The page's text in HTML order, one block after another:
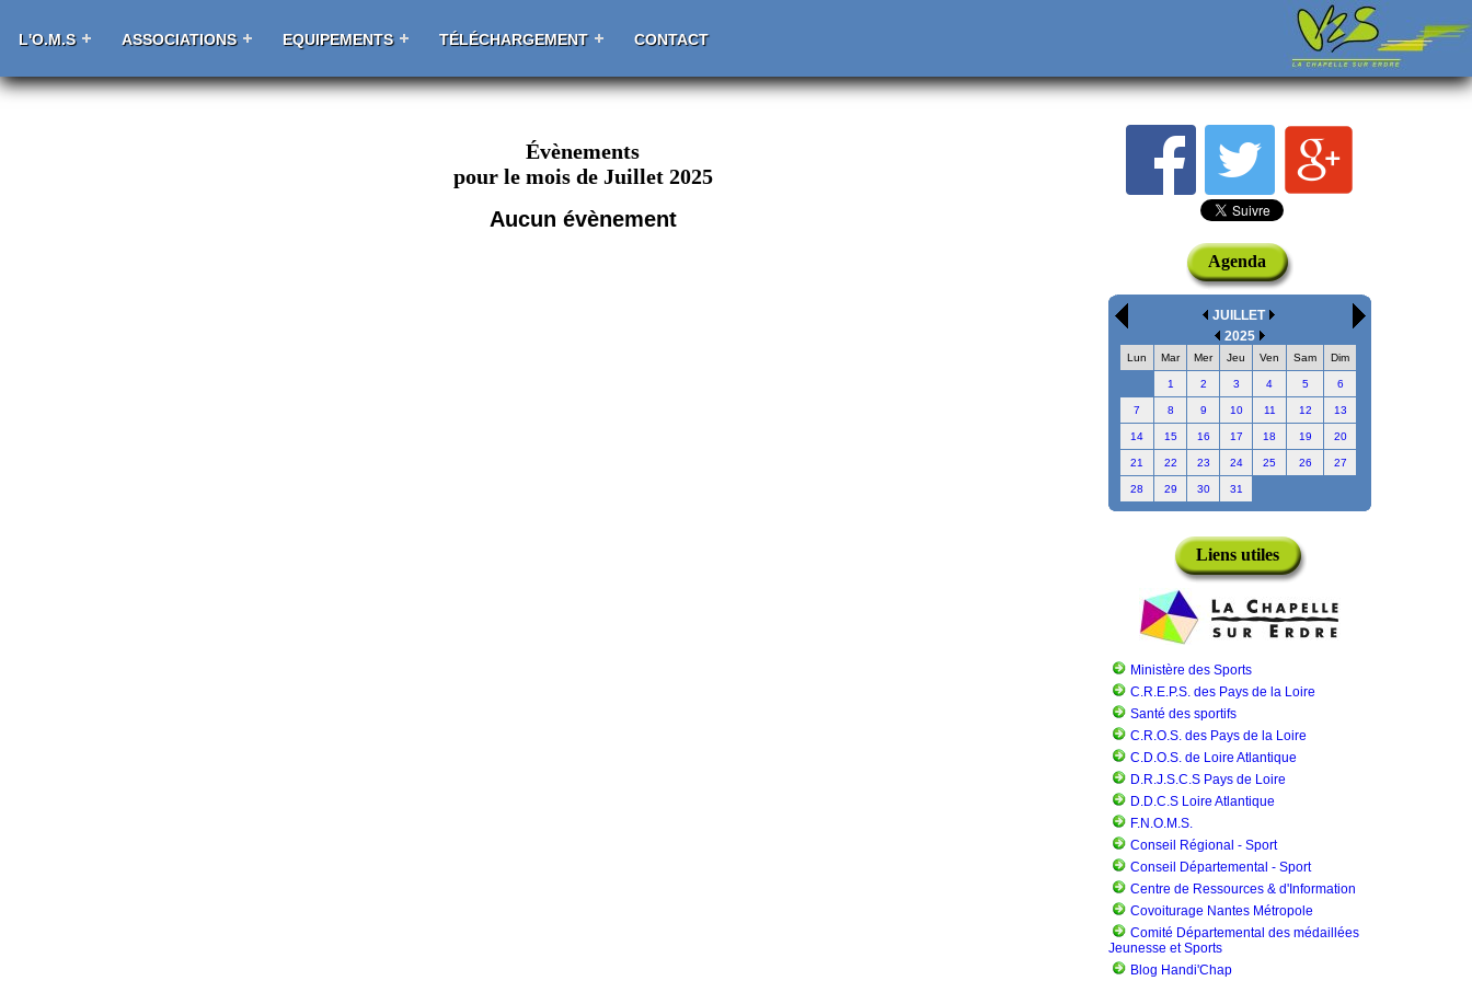
L'O.M.S ASSOCIATIONS EQUIPEMENTS TÉLÉCHARGEMENT CONTACT
Évènements
pour le mois de Juillet 2025
Aucun évènement
Agenda
JUILLET
2025
Lun Mar Mer Jeu Ven Sam Dim
1 2 3 4 5 6
7 8 9 10 11 12 13
14 15 16 17 18 19 20
21 22 23 24 25 26 27
28 29 30 31
Liens utiles
Ministère des Sports
C.R.E.P.S. des Pays de la Loire
Santé des sportifs
C.R.O.S. des Pays de la Loire
C.D.O.S. de Loire Atlantique
D.R.J.S.C.S Pays de Loire
D.D.C.S Loire Atlantique
F.N.O.M.S.
Conseil Régional - Sport
Conseil Départemental - Sport
Centre de Ressources & d'Information
Covoiturage Nantes Métropole
Comité Départemental des médaillées
Jeunesse et Sports
Blog Handi'Chap